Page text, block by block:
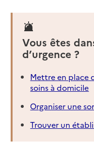
Vous êtes
d’urgence ?
Mettre en place
soins à domicile
Organiser une
Trouver un